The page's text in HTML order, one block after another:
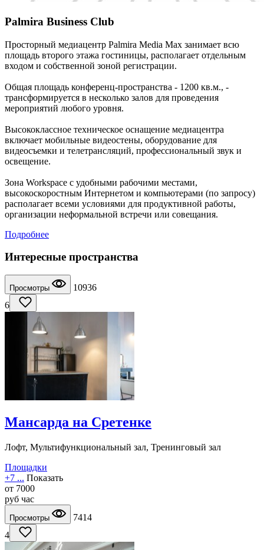
Palmira Business Club
Просторный медиацентр Palmira Media Max занимает всю
площадь второго этажа гостиницы, располагает отдельным
входом и собственной зоной регистрации.
Общая площадь конференц-пространства - 1200 кв.м., -
трансформируется в несколько залов для проведения
мероприятий любого уровня.
Высококлассное техническое оснащение медиацентра
включает мобильные видеостены, оборудование для
видеосъемки и телетрансляций, профессиональный звук и
освещение.
Зона Workspace с удобными рабочими местами,
высокоскоростным Интернетом и компьютерами (по запросу)
располагает всеми условиями для продуктивной работы,
организации неформальной встречи или совещания.
Подробнее
Интересные пространства
Просмотры
10936
6
Мансарда на Сретенке
Лофт, Мультифункциональный зал, Тренинговый зал
Площадки
+7 ... Показать
от 7000
руб час
Просмотры
7414
4